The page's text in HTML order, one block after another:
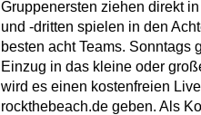
Gruppenersten ziehen direkt
und -dritten spielen in den
besten acht Teams. Sonntags
Einzug in das kleine oder
wird es einen kostenfreien
rockthebeach.de geben. Als